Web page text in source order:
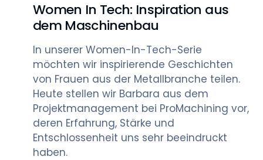
Women In Tech: Inspiration aus
dem Maschinenbau
In unserer Women-In-Tech-Serie
möchten wir inspirierende Geschichten
von Frauen aus der Metallbranche teilen.
Heute stellen wir Barbara aus dem
Projektmanagement bei ProMachining vor,
deren Erfahrung, Stärke und
Entschlossenheit uns sehr beeindruckt
haben.